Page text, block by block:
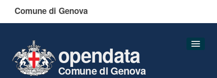
Comune di Genova
opendata
Comune di Genova